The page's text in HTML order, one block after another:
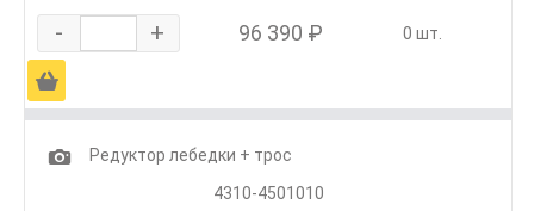
- + 96 390 ₽ 0 шт.
Ä
1
Редуктор лебедки + трос
4310-4501010